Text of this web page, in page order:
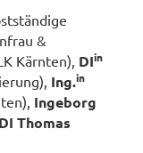
&
Kärnten), DIin
Ing.in
Ingeborg
DI Thomas